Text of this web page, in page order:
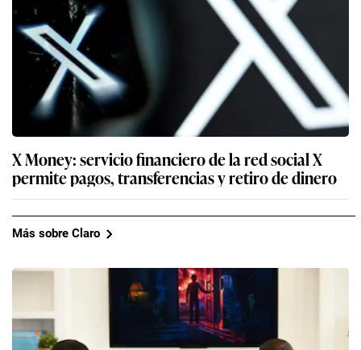
X Money: servicio financiero de la red social X
permite pagos, transferencias y retiro de dinero
Más sobre Claro